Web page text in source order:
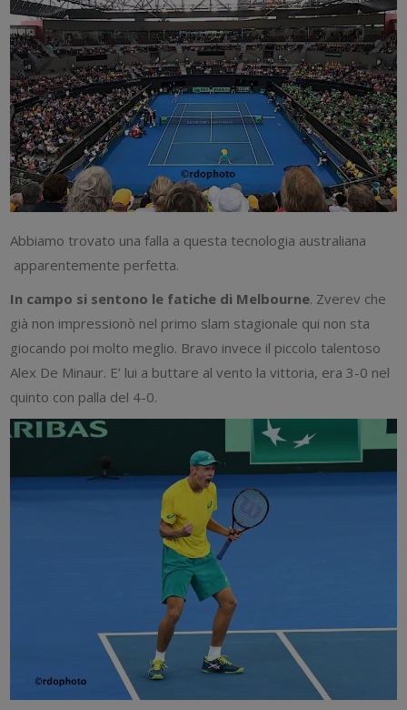
Abbiamo trovato una falla a questa tecnologia australiana
apparentemente perfetta.
In campo si sentono le fatiche di Melbourne. Zverev che
già non impressionò nel primo slam stagionale qui non sta
giocando poi molto meglio. Bravo invece il piccolo talentoso
Alex De Minaur. E’ lui a buttare al vento la vittoria, era 3-0 nel
quinto con palla del 4-0.